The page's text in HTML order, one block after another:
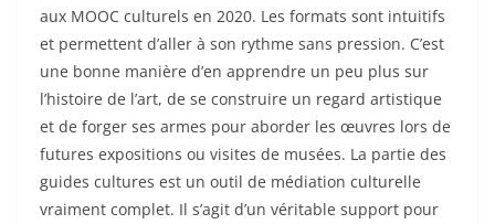
aux MOOC culturels en 2020. Les formats sont intuitifs
et permettent d’aller à son rythme sans pression. C’est
une bonne manière d’en apprendre un peu plus sur
l’histoire de l’art, de se construire un regard artistique
et de forger ses armes pour aborder les œuvres lors de
futures expositions ou visites de musées. La partie des
guides cultures est un outil de médiation culturelle
vraiment complet. Il s’agit d’un véritable support pour